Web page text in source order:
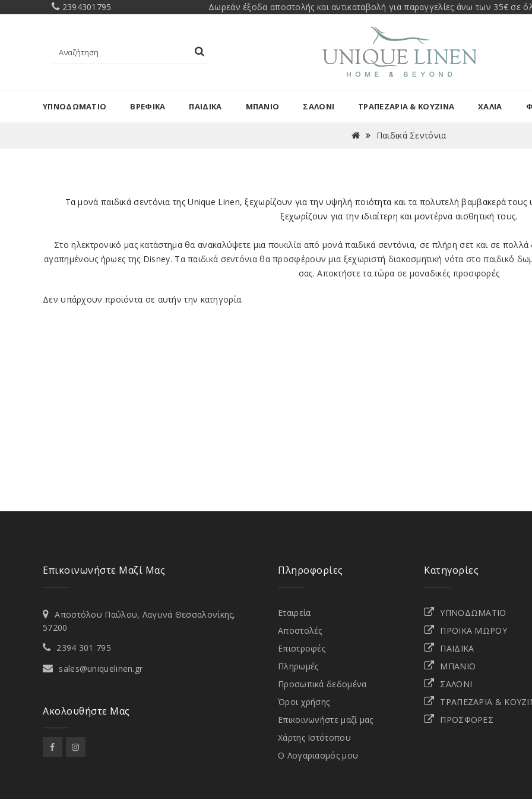
2394301795 Δωρεάν έξοδα αποστολής και αντικαταβολή για παραγγελίες άνω των 35€ σε
ΥΠΝΟΔΩΜΑΤΙΟ ΒΡΕΦΙΚΑ ΠΑΙΔΙΚΑ ΜΠΑΝΙΟ ΣΑΛΟΝΙ ΤΡΑΠΕΖΑΡΊΑ & ΚΟΥΖΊΝΑ ΧΑΛΙΑ
Παιδικά Σεντόνια
Ταμονά παιδικά σεντόνιατης Unique Linen, ξεχωρίζουν για τηνυψηλή ποιότητα και τα πολυτελή βαμβακεράτους
ξεχωρίζουν για την ιδιαίτερη και μοντέρνα αισθητική τους.
Στο ηλεκτρονικό μας κατάστημα θα ανακαλύψετε μια ποικιλία από μονά παιδικά σεντόνια, σε πλήρη σετ και σε πολλά
αγαπημένους ήρωες της Disney. Τα παιδικά σεντόνια θα προσφέρουν μια ξεχωριστή διακοσμητική νότα στο παιδικό
σας. Αποκτήστε τα τώρα σε μοναδικές προσφορές
Δεν υπάρχουν προϊόντα σε αυτήν την κατηγορία.
Επικοινωνήστε Μαζί Μας
Αποστόλου Παύλου, Λαγυνά Θεσσαλονίκης,
57200
2394 301 795
sales@uniquelinen.gr
Ακολουθήστε Μας
Πληροφορίες
Εταιρεία
Αποστολές
Επιστροφές
Πληρωμές
Προσωπικά δεδομένα
Όροι χρήσης
Επικοινωνήστε μαζί μας
Χάρτης Ιστότοπου
Ο Λογαριασμός μου
Κατηγορίες
ΥΠΝΟΔΩΜΑΤΙΟ
ΠΡΟΙΚΑ ΜΩΡΟΥ
ΠΑΙΔΙΚΑ
ΜΠΑΝΙΟ
ΣΑΛΟΝΙ
ΤΡΑΠΕΖΑΡΙΑ &
ΠΡΟΣΦΟΡΕΣ